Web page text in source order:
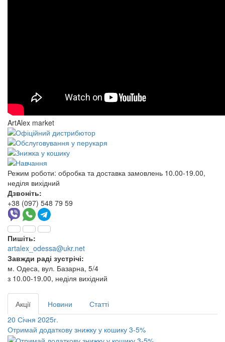
ArtAlex market
Режим роботи: обробка та доставка замовлень 10.00-19.00,
неділя вихідний
Дзвоніть:
+38 (097) 548 79 59
Пишіть:
artalex_odessa@ukr.net
Завжди раді зустрічі:
м. Одеса, вул. Базарна, 5/4
з 10.00-19.00, неділя вихідний
Акції Новини
Статті
20 Січня 2025г.
Отримай додаткову знижку у кошику 3-5%